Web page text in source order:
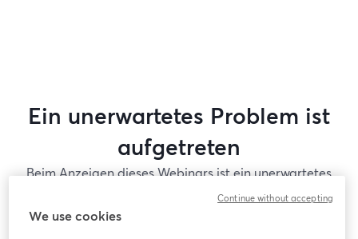
Ein unerwartetes Problem ist
aufgetreten
Beim Anzeigen dieses Webinars ist ein unerwartetes
Problem aufgetreten. Bitte versuchen Sie, die Seite
We use cookies
Continue without accepting